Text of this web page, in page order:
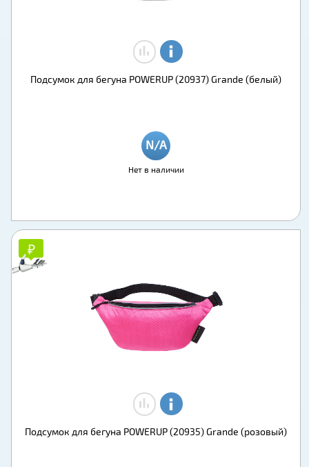
Подсумок для бегуна POWERUP (20937) Grande (белый)
Нет в наличии
₽
₽
Подсумок для бегуна POWERUP (20935) Grande (розовый)